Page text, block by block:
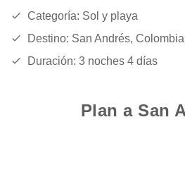
Categoría: Sol y playa
Destino: San Andrés, Colombia
Duración: 3 noches 4 días
Plan a San